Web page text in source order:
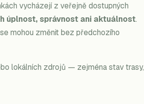
vycházejí z veřejně dostupných
úplnost, správnost ani aktuálnost.
mohou změnit bez předchozího
lokálních zdrojů — zejména stav trasy,